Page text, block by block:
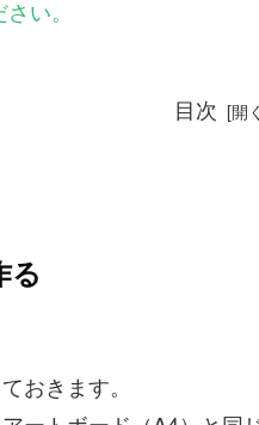
い。
目次
る
おきます。